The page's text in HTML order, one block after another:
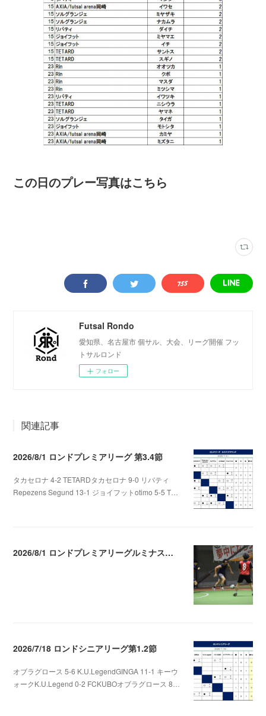
この日のプレー写真はこちら
Futsal Rondo
愛知県、名古屋市 個サル、大会、リーグ開催 フッ
トサルロンド
フォロー
関連記事
2026/8/1 ロンドプレミアリーグ 第3.4節
タカセロナ 4-2 TETARDタカセロナ 9-0 リバティ
Repezens Segund 13-1 ジョイフットotimo 5-5 T…
2026/8/1 ロンドプレミアリーグルミナスラウンド
2026/7/18 ロンドシニアリーグ第1.2節
オブラグロース 5-6 K.U.LegendGINGA 11-1 キーウ
ォークK.U.Legend 0-2 FCKUBOオブラグロース 8…